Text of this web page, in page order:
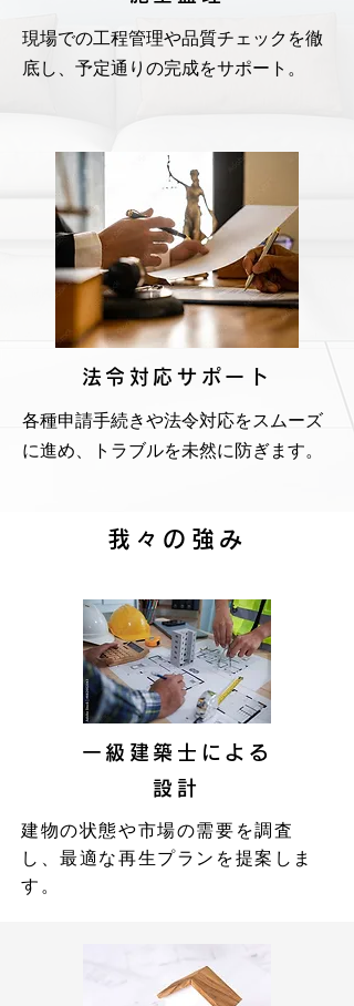
現場での工程管理や品質チェックを徹
底し、予定通りの完成をサポート。
法令対応サポート
各種申請手続きや法令対応をスムーズ
に進め、トラブルを未然に防ぎます。
我々の強み
一級建築士による
設計
建物の状態や市場の需要を調査
し、最適な再生プランを提案しま
す。